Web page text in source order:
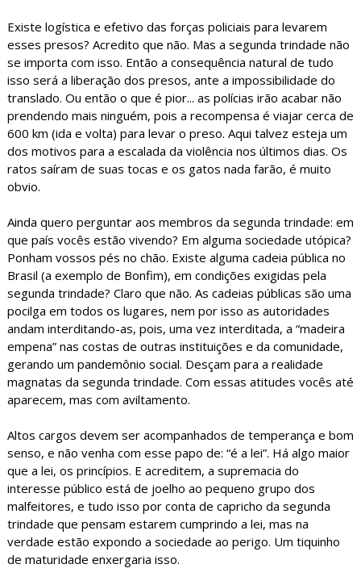
Existe logística e efetivo das forças policiais para levarem
esses presos? Acredito que não. Mas a segunda trindade não
se importa com isso. Então a consequência natural de tudo
isso será a liberação dos presos, ante a impossibilidade do
translado. Ou então o que é pior... as polícias irão acabar não
prendendo mais ninguém, pois a recompensa é viajar cerca de
600 km (ida e volta) para levar o preso. Aqui talvez esteja um
dos motivos para a escalada da violência nos últimos dias. Os
ratos saíram de suas tocas e os gatos nada farão, é muito
obvio.
Ainda quero perguntar aos membros da segunda trindade: em
que país vocês estão vivendo? Em alguma sociedade utópica?
Ponham vossos pés no chão. Existe alguma cadeia pública no
Brasil (a exemplo de Bonfim), em condições exigidas pela
segunda trindade? Claro que não. As cadeias públicas são uma
pocilga em todos os lugares, nem por isso as autoridades
andam interditando-as, pois, uma vez interditada, a “madeira
empena” nas costas de outras instituições e da comunidade,
gerando um pandemônio social. Desçam para a realidade
magnatas da segunda trindade. Com essas atitudes vocês até
aparecem, mas com aviltamento.
Altos cargos devem ser acompanhados de temperança e bom
senso, e não venha com esse papo de: “é a lei”. Há algo maior
que a lei, os princípios. E acreditem, a supremacia do
interesse público está de joelho ao pequeno grupo dos
malfeitores, e tudo isso por conta de capricho da segunda
trindade que pensam estarem cumprindo a lei, mas na
verdade estão expondo a sociedade ao perigo. Um tiquinho
de maturidade enxergaria isso.